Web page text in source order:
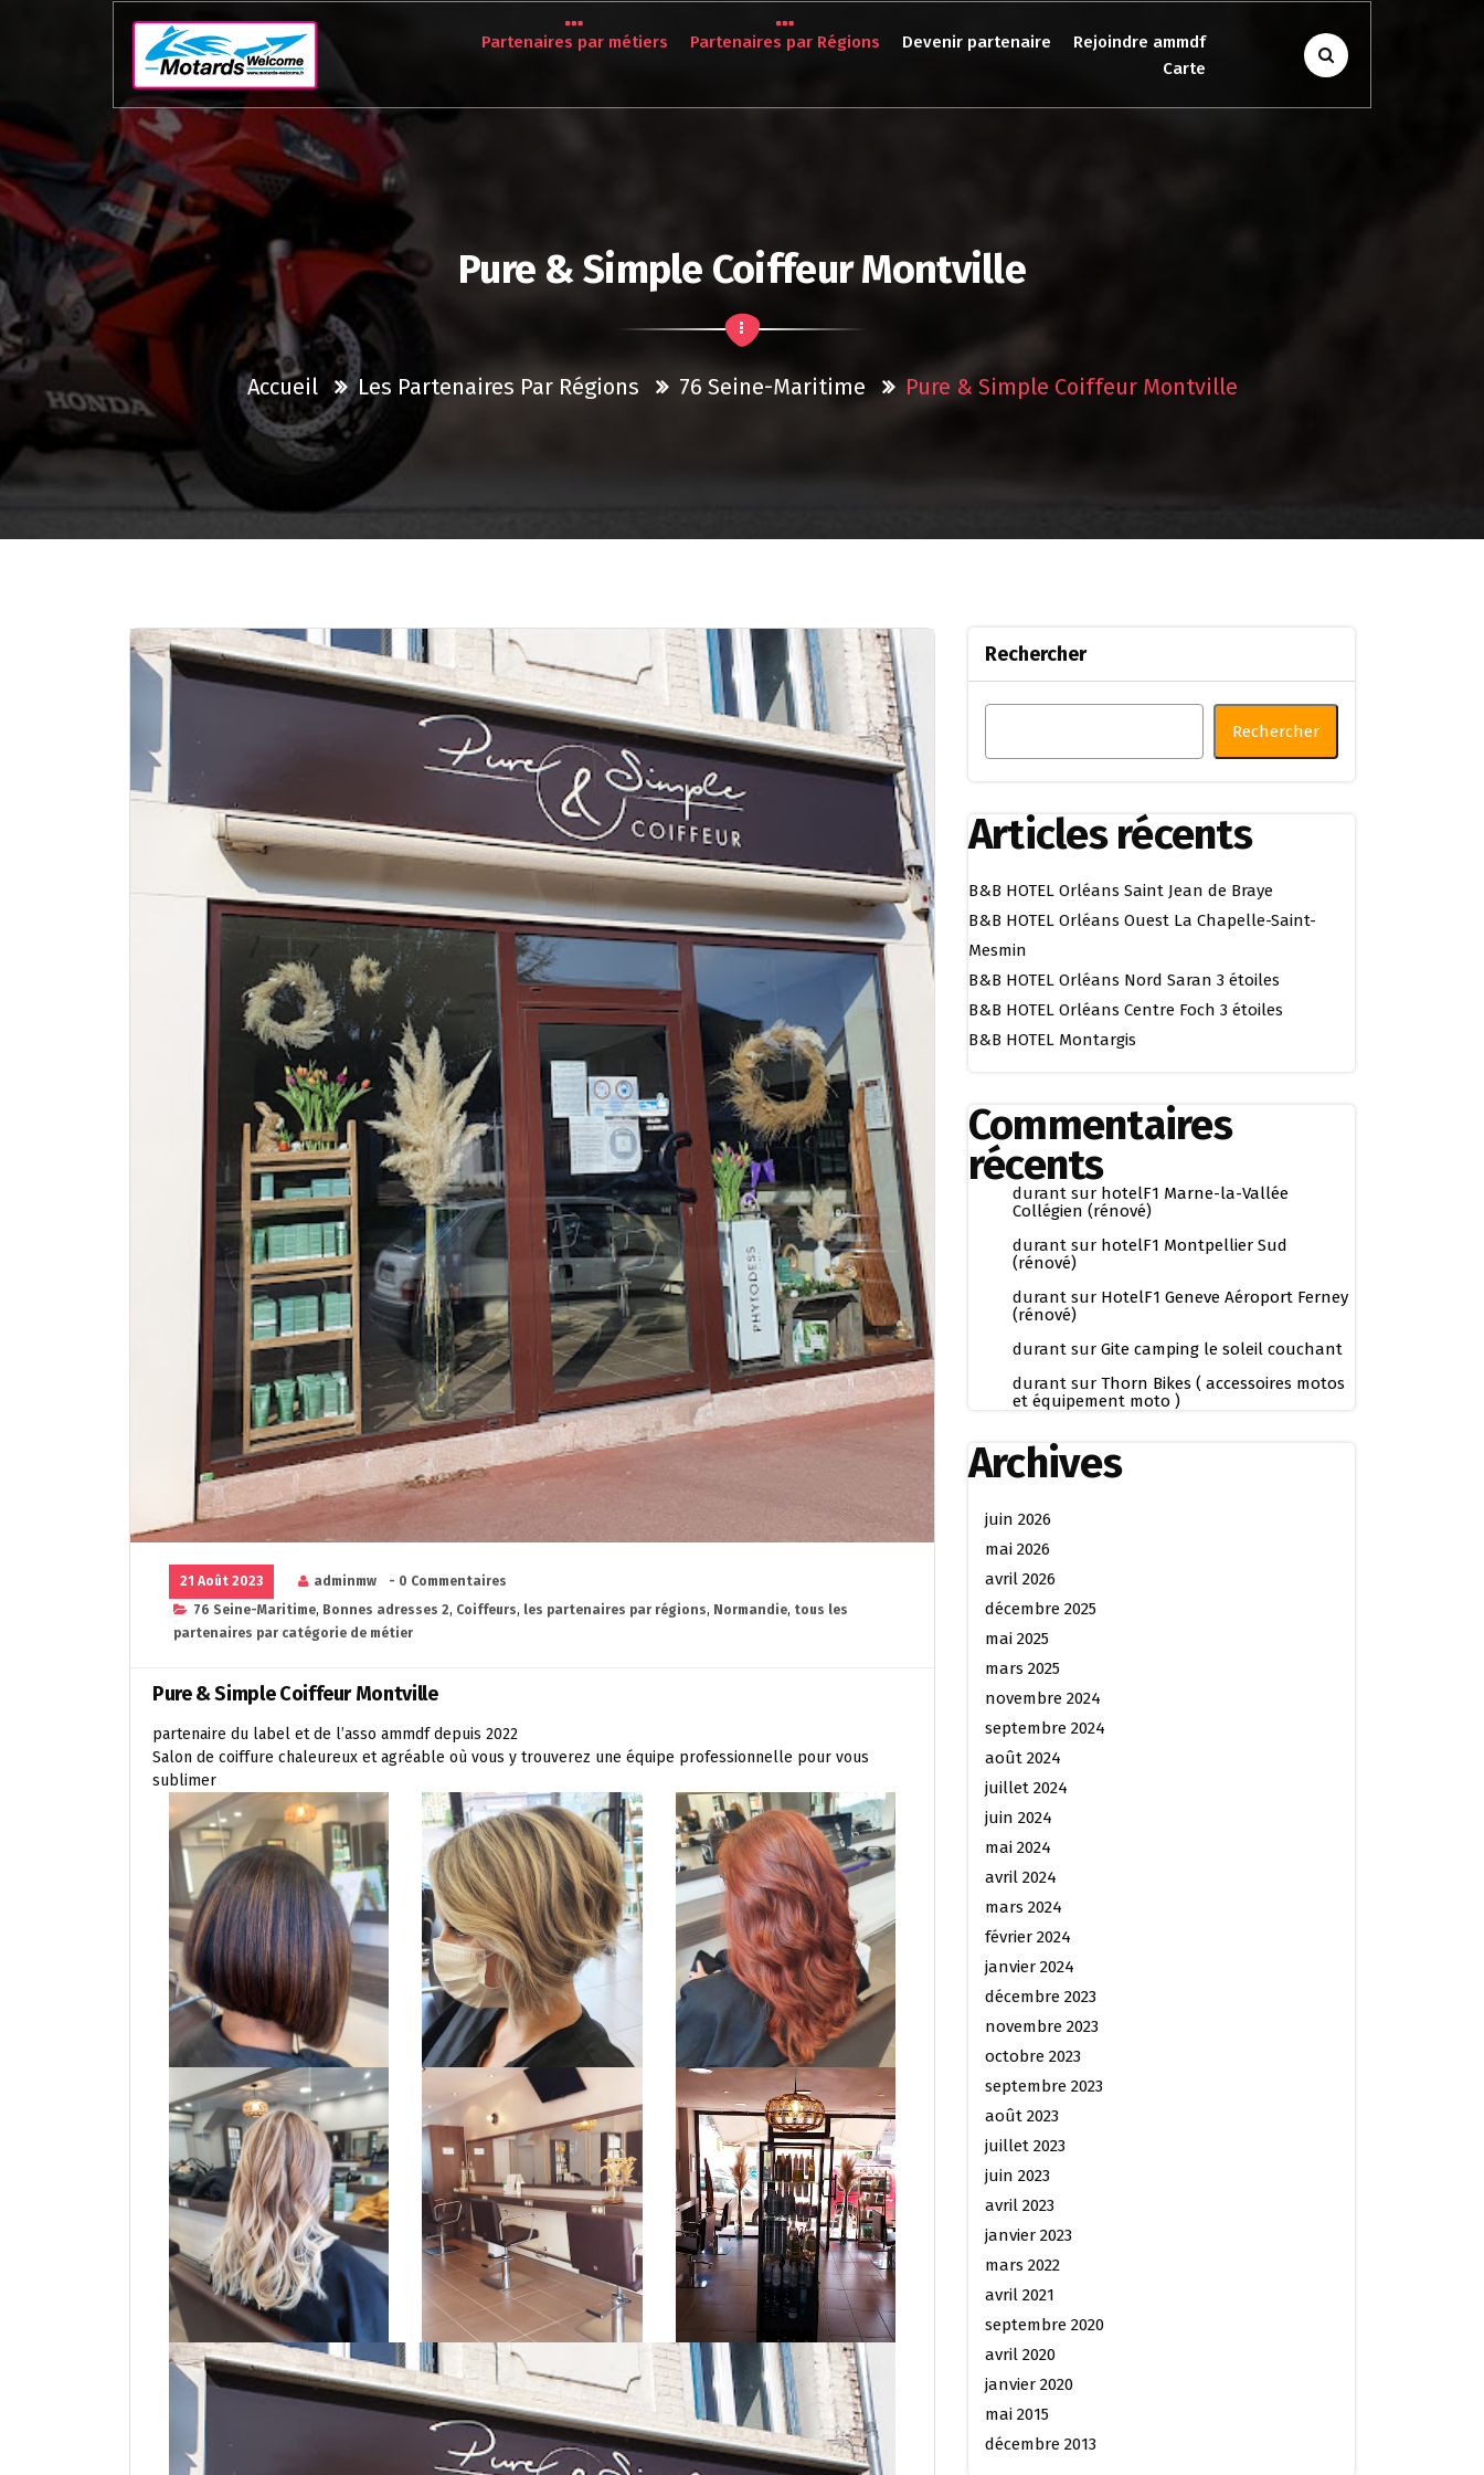
Partenaires par métiers Partenaires par Régions Devenir partenaire
Rejoindre ammdf
Carte
Pure & Simple Coiffeur Montville
Accueil Les Partenaires Par Régions 76 Seine-Maritime Pure & Simple Coiffeur Montville
21 Août 2023 adminmw
- 0 Commentaires
76 Seine-Maritime, Bonnes adresses 2, Coiffeurs, les partenaires par régions, Normandie, tous les
partenaires par catégorie de métier
Pure & Simple Coiffeur Montville
partenaire du label et de l’asso ammdf depuis 2022
Salon de coiffure chaleureux et agréable où vous y trouverez une équipe professionnelle pour vous
sublimer
Rechercher
Rechercher
Articles récents
B&B HOTEL Orléans Saint Jean de Braye
B&B HOTEL Orléans Ouest La Chapelle-Saint-
Mesmin
B&B HOTEL Orléans Nord Saran 3 étoiles
B&B HOTEL Orléans Centre Foch 3 étoiles
B&B HOTEL Montargis
Commentaires
récents
durant sur hotelF1 Marne-la-Vallée
Collégien (rénové)
durant sur hotelF1 Montpellier Sud
(rénové)
durant sur HotelF1 Geneve Aéroport Ferney
(rénové)
durant sur Gite camping le soleil couchant
durant sur Thorn Bikes ( accessoires motos
et équipement moto )
Archives
juin 2026
mai 2026
avril 2026
décembre 2025
mai 2025
mars 2025
novembre 2024
septembre 2024
août 2024
juillet 2024
juin 2024
mai 2024
avril 2024
mars 2024
février 2024
janvier 2024
décembre 2023
novembre 2023
octobre 2023
septembre 2023
août 2023
juillet 2023
juin 2023
avril 2023
janvier 2023
mars 2022
avril 2021
septembre 2020
avril 2020
janvier 2020
mai 2015
décembre 2013